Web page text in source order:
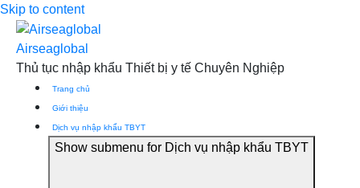
Skip to content
Airseaglobal
Thủ tục nhập khẩu Thiết bị y tế Chuyên Nghiệp
Trang chủ
Giới thiệu
Dịch vụ nhập khẩu TBYT
Show submenu for Dịch vụ nhập khẩu TBYT